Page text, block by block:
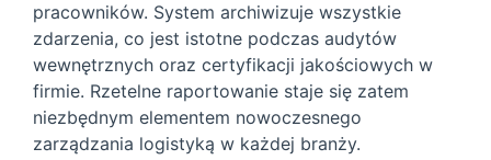
pracowników. System archiwizuje wszystkie
zdarzenia, co jest istotne podczas audytów
wewnętrznych oraz certyfikacji jakościowych w
firmie. Rzetelne raportowanie staje się zatem
niezbędnym elementem nowoczesnego
zarządzania logistyką w każdej branży.